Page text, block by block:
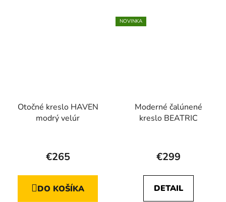
Otočné kreslo HAVEN
modrý velúr
hodnotenie
je
5,0
€265
DO KOŠÍKA
NOVINKA
Moderné čalúnené
kreslo BEATRIC
€299
DETAIL